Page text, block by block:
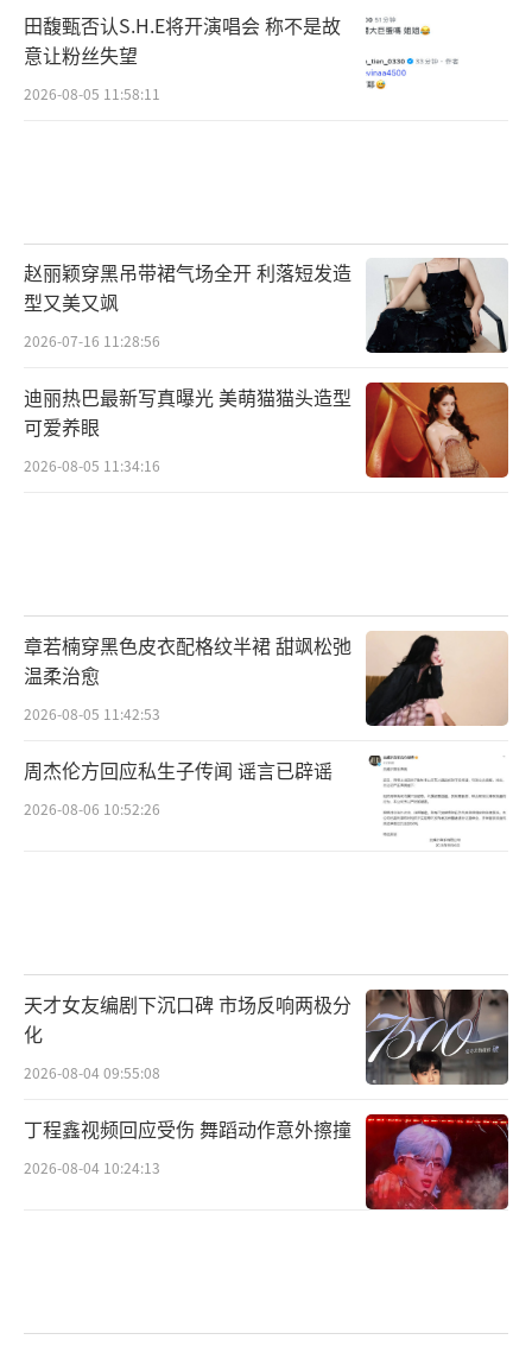
田馥甄否认S.H.E将开演唱会 称不是故
意让粉丝失望
2026-08-05 11:58:11
赵丽颖穿黑吊带裙气场全开 利落短发造
型又美又飒
2026-07-16 11:28:56
迪丽热巴最新写真曝光 美萌猫猫头造型
可爱养眼
2026-08-05 11:34:16
章若楠穿黑色皮衣配格纹半裙 甜飒松弛
温柔治愈
2026-08-05 11:42:53
周杰伦方回应私生子传闻 谣言已辟谣
2026-08-06 10:52:26
天才女友编剧下沉口碑 市场反响两极分
化
2026-08-04 09:55:08
丁程鑫视频回应受伤 舞蹈动作意外擦撞
2026-08-04 10:24:13